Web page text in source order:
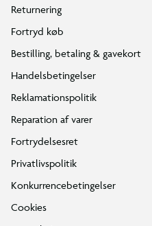
Returnering
Fortryd køb
Bestilling, betaling & gavekort
Handelsbetingelser
Reklamationspolitik
Reparation af varer
Fortrydelsesret
Privatlivspolitik
Konkurrencebetingelser
Cookies